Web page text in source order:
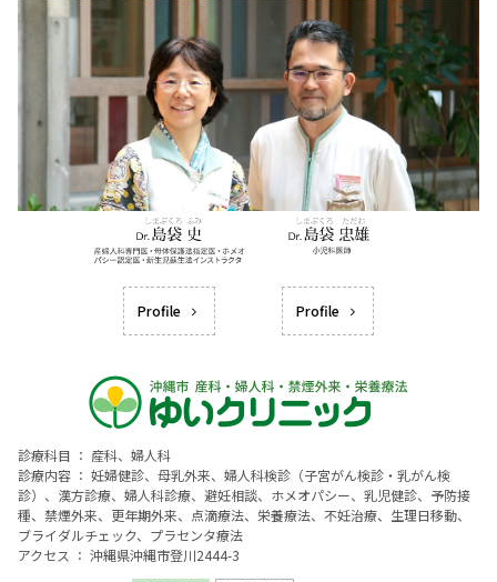
Profile Profile
診療科目 ： 産科、婦人科
診療内容 ： 妊婦健診、母乳外来、婦人科検診（子宮がん検診・乳がん検
診）、漢方診療、婦人科診療、避妊相談、ホメオパシー、乳児健診、予防接
種、禁煙外来、更年期外来、点滴療法、栄養療法、不妊治療、生理日移動、
ブライダルチェック、プラセンタ療法
アクセス ： 沖縄県沖縄市登川2444-3